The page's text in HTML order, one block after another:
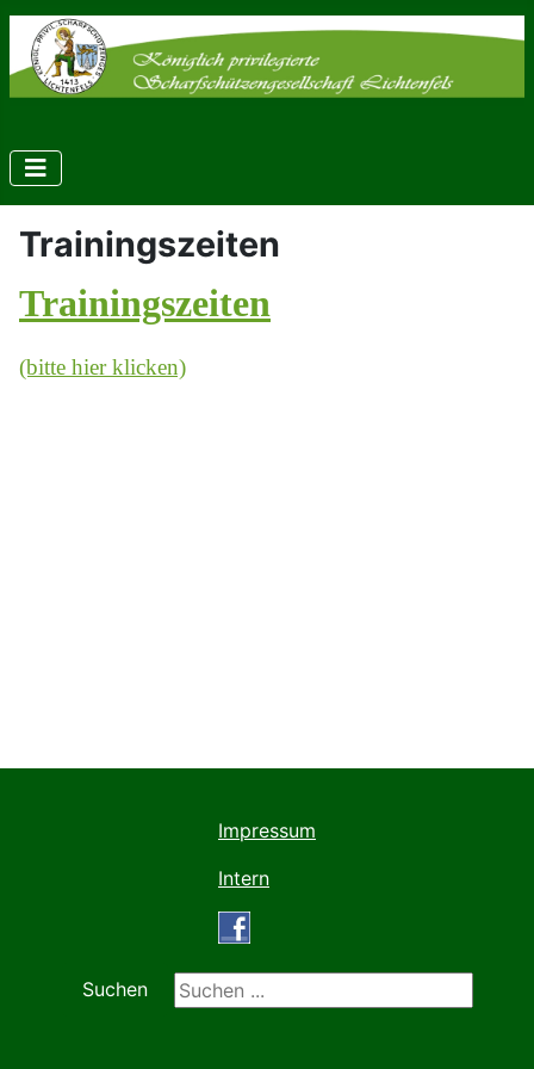
Trainingszeiten
Trainingszeiten
(bitte hier klicken)
Impressum
Intern
Suchen
Suchen ...